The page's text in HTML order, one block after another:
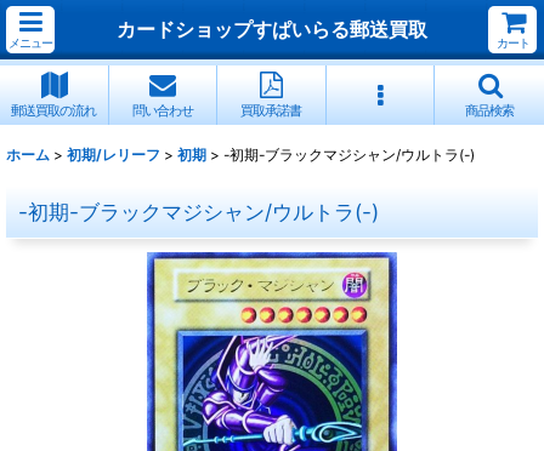
メニュー
カードショップすぱいらる郵送買取
カート
郵送買取の流れ 問い合わせ 買取承諾書 商品検索
ホーム > 初期/レリーフ > 初期 > -初期-ブラックマジシャン/ウルトラ(-)
-初期-ブラックマジシャン/ウルトラ(-)